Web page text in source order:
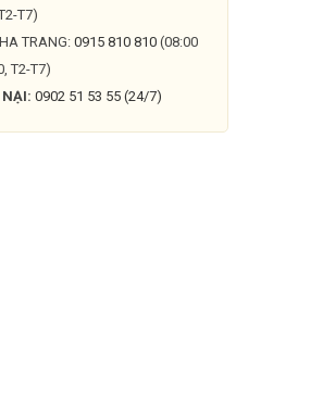
T7)
TRANG: 0915 810 810 (08:00
T2-T7)
NẠI: 0902 51 53 55 (24/7)